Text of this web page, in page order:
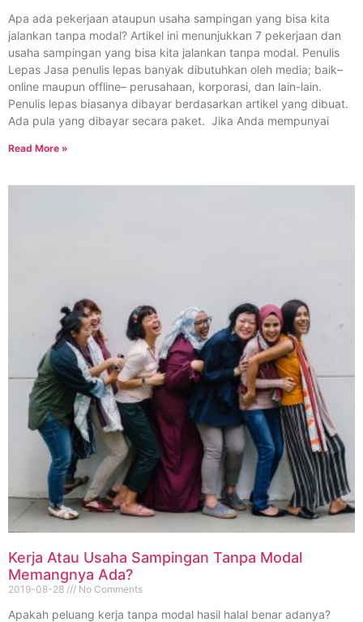
Apa ada pekerjaan ataupun usaha sampingan yang bisa kita
jalankan tanpa modal? Artikel ini menunjukkan 7 pekerjaan dan
usaha sampingan yang bisa kita jalankan tanpa modal. Penulis
Lepas Jasa penulis lepas banyak dibutuhkan oleh media; baik–
online maupun offline– perusahaan, korporasi, dan lain-lain.
Penulis lepas biasanya dibayar berdasarkan artikel yang dibuat.
Ada pula yang dibayar secara paket. Jika Anda mempunyai
Read More »
Kerja Atau Usaha Sampingan Tanpa Modal
Memangnya Ada?
2019-08-28 No Comments
Apakah peluang kerja tanpa modal hasil halal benar adanya?